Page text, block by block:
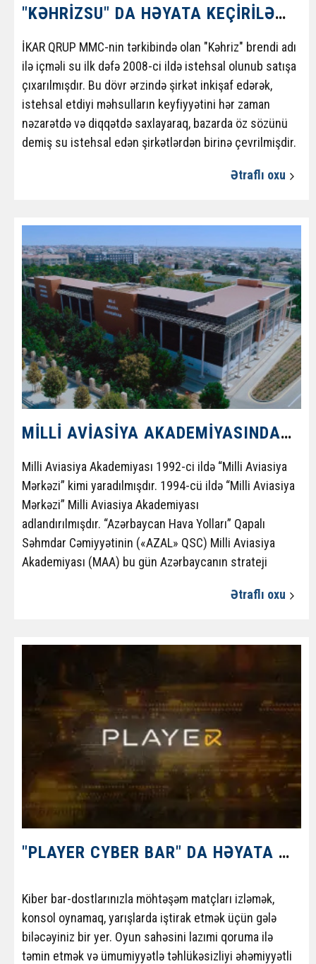
"KƏHRIZSU" DA HƏYATA KEÇIRILƏN LAYIHƏ
İKAR QRUP MMC-nin tərkibində olan "Kəhriz" brendi adı
ilə içməli su ilk dəfə 2008-ci ildə istehsal olunub satışa
çıxarılmışdır. Bu dövr ərzində şirkət inkişaf edərək,
istehsal etdiyi məhsulların keyfiyyətini hər zaman
nəzarətdə və diqqətdə saxlayaraq, bazarda öz sözünü
demiş su istehsal edən şirkətlərdən birinə çevrilmişdir.
işçiləri və şirkətin qonaqları özlərini inamlı və rahat hiss
üçün "KəhrizSu" "Telcon LLC" şirkətini seçdi.
Ətraflı oxu
MILLI AVIASIYA AKADEMIYASINDA HƏYATA KEÇIRILƏN LAYIHƏ
Milli Aviasiya Akademiyası 1992-ci ildə “Milli Aviasiya
Mərkəzi” kimi yaradılmışdır. 1994-cü ildə “Milli Aviasiya
Mərkəzi” Milli Aviasiya Akademiyası
adlandırılmışdır. “Azərbaycan Hava Yolları” Qapalı
Səhmdar Cəmiyyətinin («AZAL» QSC) Milli Aviasiya
Akademiyası (MAA) bu gün Azərbaycanın strateji
mülki aviasiyanı və bir sıra digər sahələri beynəlxalq
bilməsi üçün müasir hərtərəfli video nəzarət sistemi
qurmaq, girişə nəzarət və idarəetmə sistemi qurmaq
tapşırıq verildi. Bu layihəni həyata keçirmək üçün "Milli
Aviasiya Akademiyası" "Telcon LLC" şirkətini seçdi.
Ətraflı oxu
"PLAYER CYBER BAR" DA HƏYATA KEÇIRILƏN LAYIHƏ
Kiber bar-dostlarınızla möhtəşəm matçları izləmək,
konsol oynamaq, yarışlarda iştirak etmək üçün gələ
biləcəyiniz bir yer. Oyun sahəsini lazımi qoruma ilə
təmin etmək və ümumiyyətlə təhlükəsizliyi əhəmiyyətli